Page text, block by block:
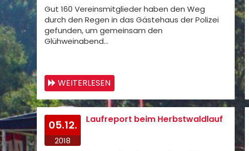
Gut 160 Vereinsmitglieder haben den Weg
durch den Regen in das Gästehaus der Polizei
gefunden, um gemeinsam den
Glühweinabend…
WEITERLESEN
05.12.
2018
Laufreport beim Herbstwaldlauf